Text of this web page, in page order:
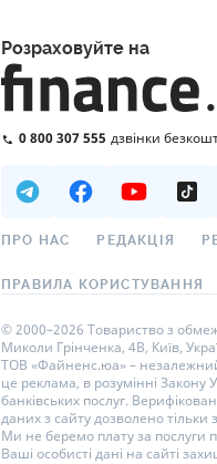
Розраховуйте на
0 800 307 555 дзвінки
ПРО НАС РЕДАКЦІЯ
ПРАВИЛА КОРИСТУВАННЯ
© 2000–2026 Товариство з
Миколи Грінченка, 4В, Київ,
ТОВ «Файненс.юа» – незалежний
це реклама, в розумінні Закону
банківських послуг.
даних з сайту дозволено
Ми не беремо плату за послуги
Ваші особисті дані на сайті